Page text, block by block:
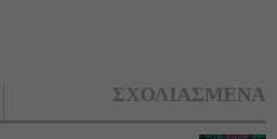
ΣΧΟΛΙΑΣΜΕΝΑ